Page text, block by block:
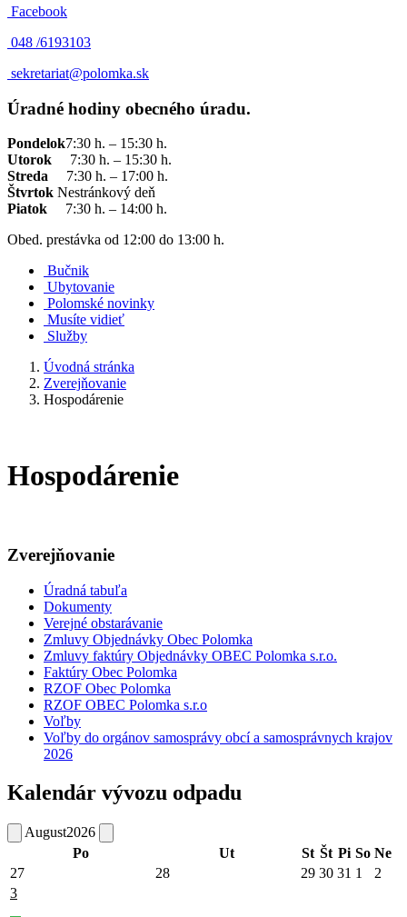
Facebook
048 /6193103
sekretariat@polomka.sk
Úradné hodiny obecného úradu.
Pondelok7:30 h. – 15:30 h.
Utorok 7:30 h. – 15:30 h.
Streda 7:30 h. – 17:00 h.
Štvrtok Nestránkový deň
Piatok
7:30 h. – 14:00 h.
Obed. prestávka od 12:00 do 13:00 h.
Bučnik
Ubytovanie
Polomské novinky
Musíte vidieť
Služby
Úvodná stránka
Zverejňovanie
Hospodárenie
Hospodárenie
Zverejňovanie
Úradná tabuľa
Dokumenty
Verejné obstarávanie
Zmluvy Objednávky Obec Polomka
Zmluvy faktúry Objednávky OBEC Polomka s.r.o.
Faktúry Obec Polomka
RZOF Obec Polomka
RZOF OBEC Polomka s.r.o
Voľby
Voľby do orgánov samosprávy obcí a samosprávnych krajov
2026
Kalendár vývozu odpadu
August2026
Po
Ut St Št Pi So Ne
27
28 29 30 31 1
2
3